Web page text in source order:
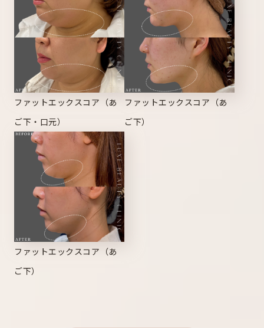
ファットエックスコア（あ
ご下・口元）
ファットエックスコア（あ
ご下）
ファットエックスコア（あ
ご下）